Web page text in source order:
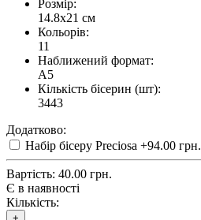
Розмір:
14.8x21 см
Кольорів:
11
Наближений формат:
A5
Кількість бісерин (шт):
3443
Додатково:
Набір бісеру Preciosa +94.00 грн.
Вартість: 40.00 грн.
Є в наявності
Кількість: